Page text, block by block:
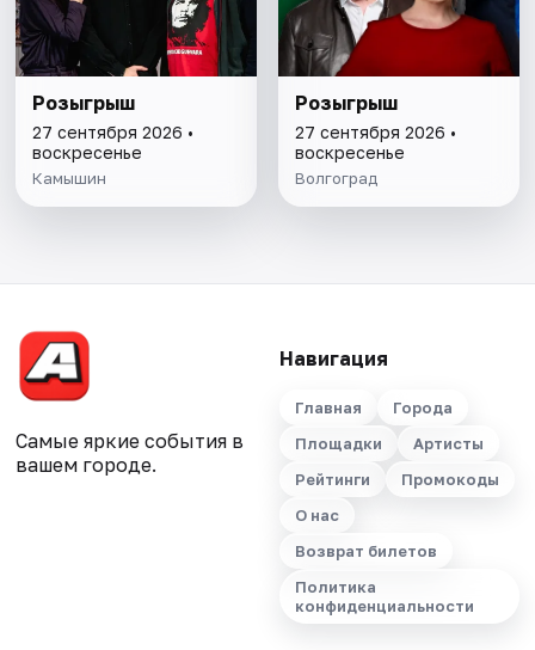
Розыгрыш
27 сентября 2026 •
воскресенье
Камышин
Розыгрыш
27 сентября 2026 •
воскресенье
Волгоград
Самые яркие события в
вашем городе.
Навигация
Главная
Города
Площадки
Артисты
Рейтинги
Промокоды
О нас
Возврат билетов
Политика
конфиденциальности